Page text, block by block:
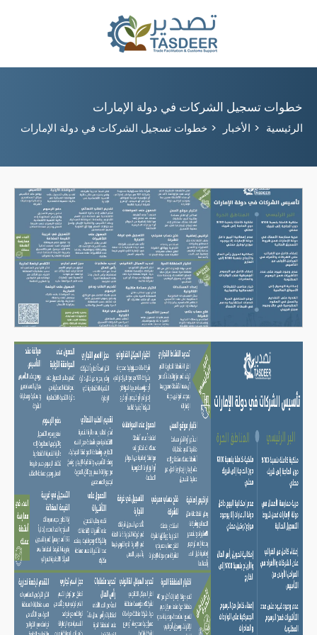
خطوات تسجيل الشركات في دولة الإمارات
الرئيسية الأخبار خطوات تسجيل الشركات في دولة الإمارات